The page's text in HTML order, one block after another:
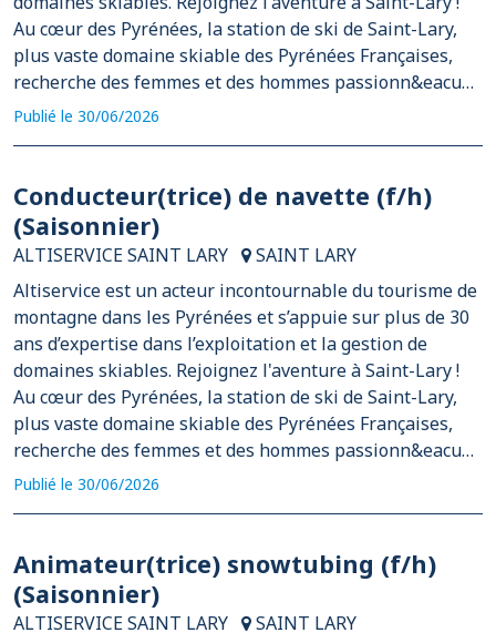
Au cœur des Pyrénées, la station de ski de Saint-Lary,
plus vaste domaine skiable des Pyrénées Françaises,
recherche des femmes et des hommes passionn&eacu…
Publié le 30/06/2026
Conducteur(trice) de navette (f/h)
(Saisonnier)
ALTISERVICE SAINT LARY
SAINT LARY
Altiservice est un acteur incontournable du tourisme de
montagne dans les Pyrénées et s’appuie sur plus de 30
ans d’expertise dans l’exploitation et la gestion de
domaines skiables. Rejoignez l'aventure à Saint-Lary !
Au cœur des Pyrénées, la station de ski de Saint-Lary,
plus vaste domaine skiable des Pyrénées Françaises,
recherche des femmes et des hommes passionn&eacu…
Publié le 30/06/2026
Animateur(trice) snowtubing (f/h)
(Saisonnier)
ALTISERVICE SAINT LARY
SAINT LARY